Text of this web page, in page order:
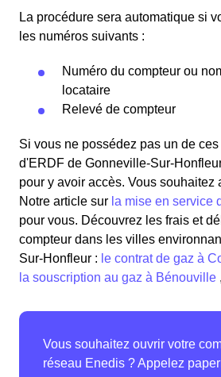
La procédure sera automatique si
les numéros suivants :
Numéro du compteur ou
locataire
Relevé de compteur
Si vous ne possédez pas un de
d'ERDF de Gonneville-Sur-
pour y avoir accès. Vous souhaitez
Notre article sur la mise en service
pour vous. Découvrez les frais et
compteur dans les villes
Sur-Honfleur : le contrat de gaz à
la souscription au gaz à Bénouville